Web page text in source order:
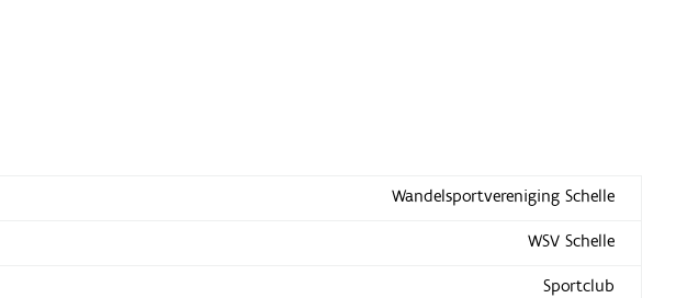
Wandelsportvereniging Schelle
WSV Schelle
Sportclub